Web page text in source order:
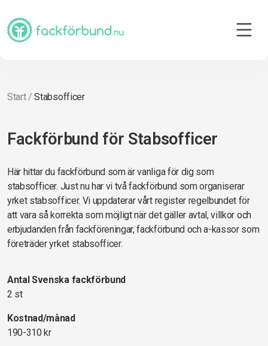
Start/Stabsofficer
Fackförbund för Stabsofficer
Här hittar du fackförbund som är vanliga för dig som
stabsofficer. Just nu har vi två fackförbund som organiserar
yrket stabsofficer. Vi uppdaterar vårt register regelbundet för
att vara så korrekta som möjligt när det gäller avtal, villkor och
erbjudanden från fackföreningar, fackförbund och a-kassor som
företräder yrket stabsofficer.
Antal Svenska fackförbund
2 st
Kostnad/månad
190-310 kr